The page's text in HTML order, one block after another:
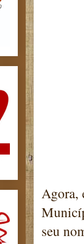
Agora,
seu